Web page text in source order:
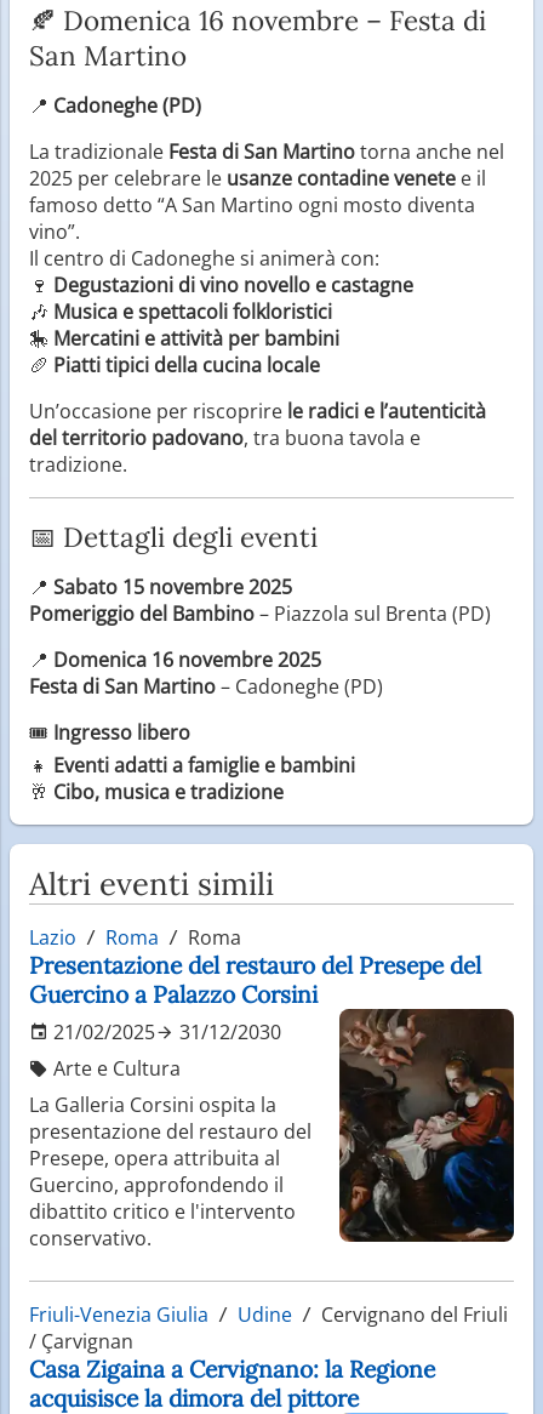
🍂 Domenica 16 novembre – Festa di
San Martino
📍 Cadoneghe (PD)
La tradizionale Festa di San Martinotorna anche nel
2025 per celebrare le usanze contadine venete e il
famoso detto “A San Martino ogni mosto diventa
vino”.
Il centro di Cadoneghe si animerà con:
🍷 Degustazioni di vino novello e castagne
🎶 Musica e spettacoli folkloristici
🎠 Mercatini e attività per bambini
🥖 Piatti tipici della cucina locale
Un’occasione per riscoprire le radici e l’autenticità
del territorio padovano, tra buona tavola e
tradizione.
📅 Dettagli degli eventi
📍 Sabato 15 novembre 2025
Pomeriggio del Bambino– Piazzola sul Brenta (PD)
📍 Domenica 16 novembre 2025
Festa di San Martino– Cadoneghe (PD)
🎟️ Ingresso libero
👧 Eventi adatti a famiglie e bambini
🥂 Cibo, musica e tradizione
Altri eventi simili
Lazio Roma Roma
Presentazione del restauro del Presepe del
Guercino a Palazzo Corsini
21/02/2025
31/12/2030
Arte e Cultura
La Galleria Corsini ospita la
presentazione del restauro del
Presepe, opera attribuita al
Guercino, approfondendo il
dibattito critico e l'intervento
conservativo.
Friuli-Venezia Giulia Udine
Cervignano del Friuli
/ Çarvignan
Casa Zigaina a Cervignano: la Regione
acquisisce la dimora del pittore